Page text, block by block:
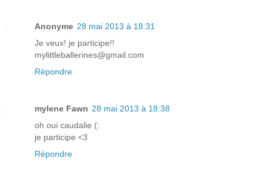
Anonyme 28 mai 2013 à 18:31
Je veux! je participe!!
mylittleballerines@gmail.com
Répondre
mylene Fawn 28 mai 2013 à 18:38
oh oui caudalie (:
je participe <3
Répondre